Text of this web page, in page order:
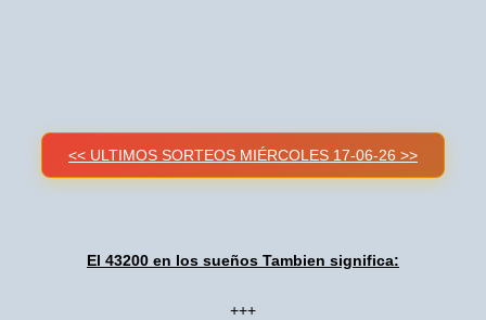
<< ULTIMOS SORTEOS MIÉRCOLES 17-06-26 >>
El 43200 en los sueños Tambien significa:
+++